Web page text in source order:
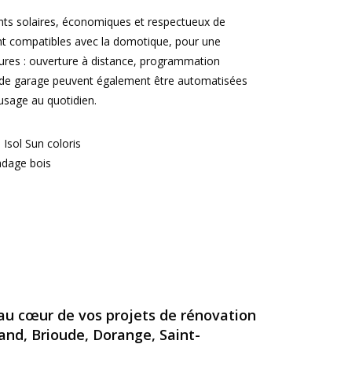
solaires, économiques et respectueux de
compatibles avec la domotique, pour une
: ouverture à distance, programmation
garage peuvent également être automatisées
au quotidien.
cœur de vos projets de rénovation
Brioude, Dorange, Saint-